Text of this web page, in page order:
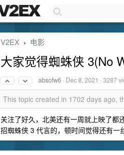
V2EX › 电影
大家觉得蜘蛛侠 3(No
absofw6 · Dec 8, 2021 · 3287
This topic created in 1702 days ago,
关注了好久，北美还有一周就上映了都
招蜘蛛侠 3 代言的，顿时间觉得还有一